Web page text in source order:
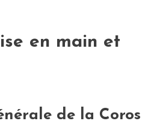
en main et
de la Coros